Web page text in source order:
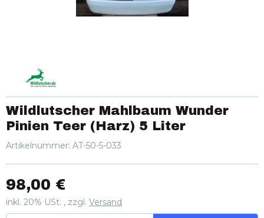
Wildlutscher Mahlbaum Wunder
Pinien Teer (Harz) 5 Liter
Artikelnummer: AT-50-5-033
98,00 €
inkl. 20% USt. , zzgl. Versand